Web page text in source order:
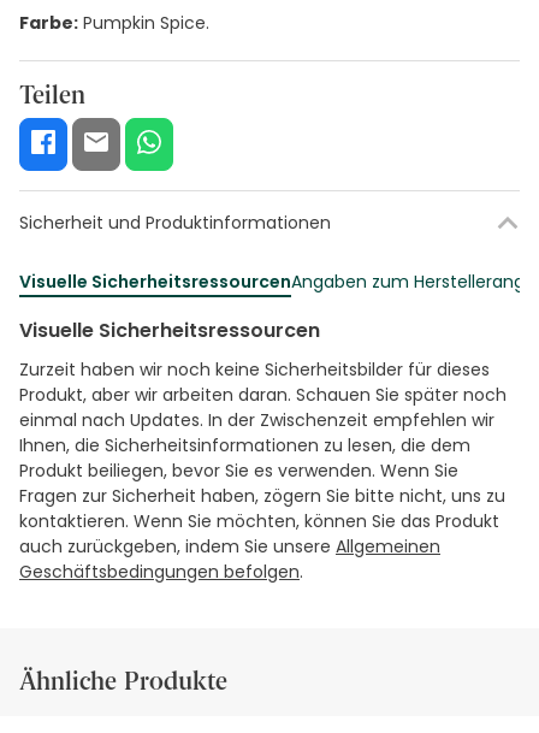
Farbe: Pumpkin Spice.
Teilen
Sicherheit und Produktinformationen
Visuelle SicherheitsressourcenAngaben zum
Visuelle Sicherheitsressourcen
Zurzeit haben wir noch keine Sicherheitsbilder für dieses
Produkt, aber wir arbeiten daran. Schauen Sie später noch
einmal nach Updates. In der Zwischenzeit empfehlen wir
Ihnen, die Sicherheitsinformationen zu lesen, die dem
Produkt beiliegen, bevor Sie es verwenden. Wenn Sie
Fragen zur Sicherheit haben, zögern Sie bitte nicht, uns zu
kontaktieren. Wenn Sie möchten, können Sie das Produkt
auch zurückgeben, indem Sie unsere Allgemeinen
Geschäftsbedingungen befolgen.
Ähnliche Produkte